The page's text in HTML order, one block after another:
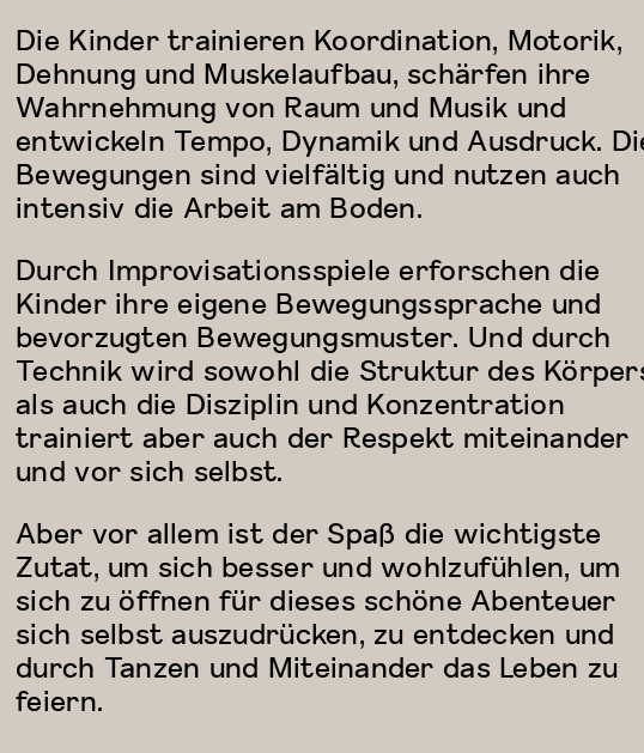
Die Kinder trainieren Koordination, Motorik,
Dehnung und Muskelaufbau, schärfen ihre
Wahrnehmung von Raum und Musik und
entwickeln Tempo, Dynamik und Ausdruck.
Bewegungen sind vielfältig und nutzen auch
intensiv die Arbeit am Boden.
Durch Improvisationsspiele erforschen die
Kinder ihre eigene Bewegungssprache und
bevorzugten Bewegungsmuster. Und durch
Technik wird sowohl die Struktur des
als auch die Disziplin und Konzentration
trainiert aber auch der Respekt miteinander
und vor sich selbst.
Aber vor allem ist der Spaß die wichtigste
Zutat, um sich besser und wohlzufühlen, um
sich zu öffnen für dieses schöne Abenteuer
sich selbst auszudrücken, zu entdecken und
durch Tanzen und Miteinander das Leben zu
feiern.